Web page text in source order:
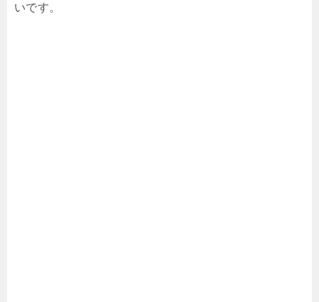
いです。